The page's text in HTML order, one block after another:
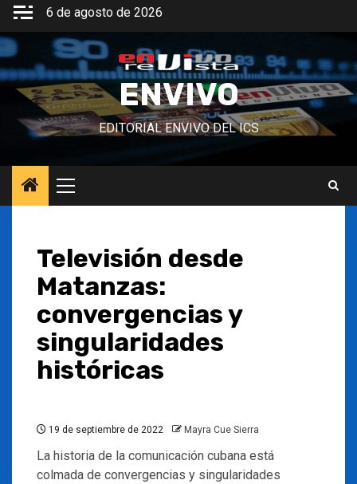
Saltar
contenido
6 de agosto de 2026
ENVIVO
EDITORIAL ENVIVO DEL ICS
Menú
principal
Televisión desde
Matanzas:
convergencias y
singularidades
históricas
19 de septiembre de 2022 Mayra Cue Sierra
La historia de la comunicación cubana está
colmada de convergencias y singularidades